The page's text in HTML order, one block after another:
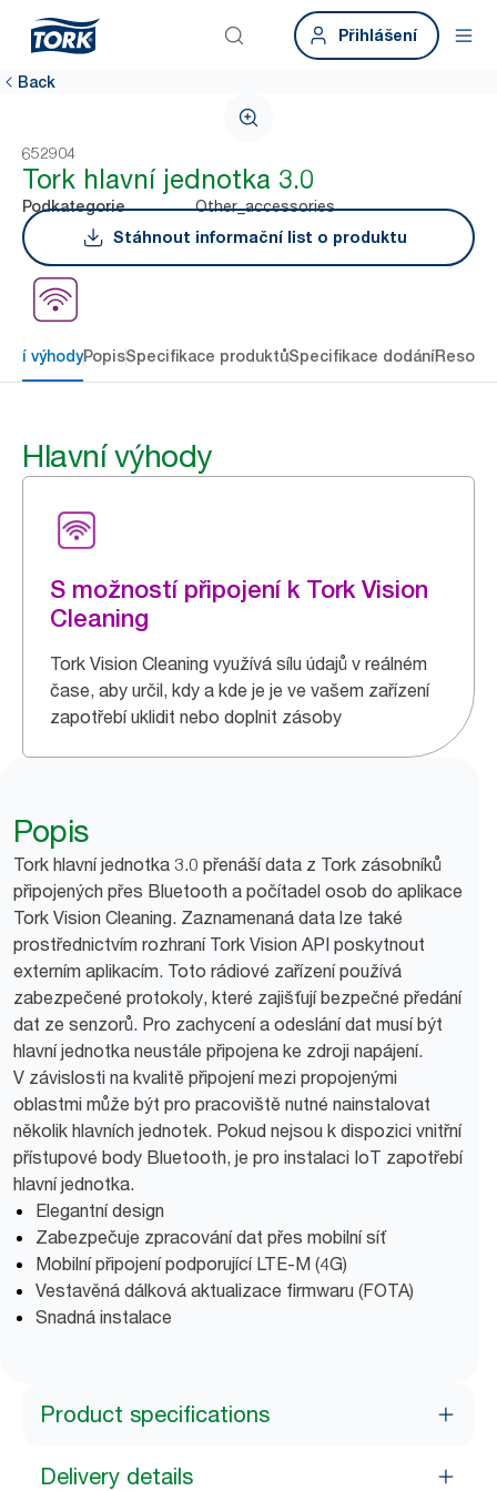
Přihlášení
Back
652904
Tork hlavní jednotka 3.0
Podkategorie
Other_accessories
Stáhnout informační list o produktu
výhodyPopisSpecifikace produktůSpecifikace dodání
Hlavní výhody
S možností připojení k Tork Vision
Cleaning
Tork Vision Cleaning využívá sílu údajů v reálném
čase, aby určil, kdy a kde je je ve vašem zařízení
zapotřebí uklidit nebo doplnit zásoby
Popis
Tork hlavní jednotka 3.0 přenáší data z Tork zásobníků
připojených přes Bluetooth a počítadel osob do aplikace
Tork Vision Cleaning. Zaznamenaná data lze také
prostřednictvím rozhraní Tork Vision API poskytnout
externím aplikacím. Toto rádiové zařízení používá
zabezpečené protokoly, které zajišťují bezpečné předání
dat ze senzorů. Pro zachycení a odeslání dat musí být
hlavní jednotka neustále připojena ke zdroji napájení.
V závislosti na kvalitě připojení mezi propojenými
oblastmi může být pro pracoviště nutné nainstalovat
několik hlavních jednotek. Pokud nejsou k dispozici vnitřní
přístupové body Bluetooth, je pro instalaci IoT zapotřebí
hlavní jednotka.
Elegantní design
Zabezpečuje zpracování dat přes mobilní síť
Mobilní připojení podporující LTE-M (4G)
Vestavěná dálková aktualizace firmwaru (FOTA)
Snadná instalace
Product specifications
Delivery details